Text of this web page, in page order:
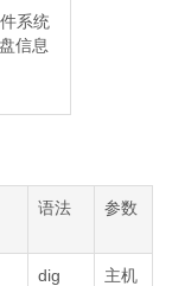
系统
信息
语法 参数
dig
主机